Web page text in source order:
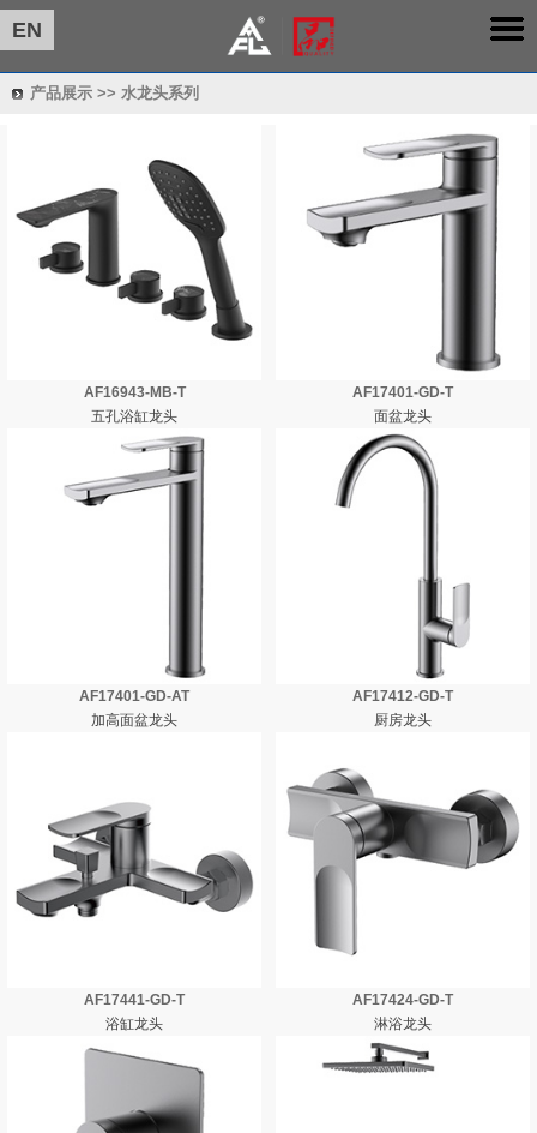
EN
产品展示 >> 水龙头系列
AF16943-MB-T
五孔浴缸龙头
AF17401-GD-T
面盆龙头
AF17401-GD-AT
加高面盆龙头
AF17412-GD-T
厨房龙头
AF17441-GD-T
浴缸龙头
AF17424-GD-T
淋浴龙头